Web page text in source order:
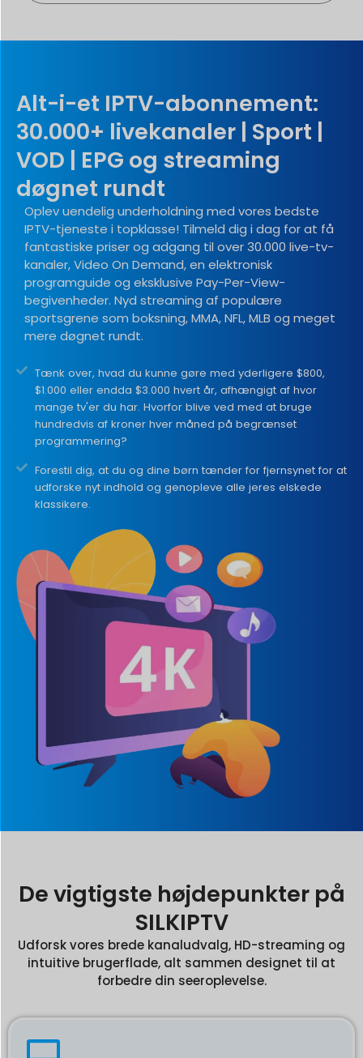
Alt-i-et IPTV-abonnement:
30.000+ livekanaler | Sport |
VOD | EPG og streaming
døgnet rundt
Oplev uendelig underholdning med vores bedste
IPTV-tjeneste i topklasse! Tilmeld dig i dag for at få
fantastiske priser og adgang til over 30.000 live-tv-
kanaler, Video On Demand, en elektronisk
programguide og eksklusive Pay-Per-View-
begivenheder. Nyd streaming af populære
sportsgrene som boksning, MMA, NFL, MLB og meget
mere døgnet rundt.
Tænk over, hvad du kunne gøre med yderligere $800,
$1.000 eller endda $3.000 hvert år, afhængigt af hvor
mange tv'er du har. Hvorfor blive ved med at bruge
hundredvis af kroner hver måned på begrænset
programmering?
Forestil dig, at du og dine børn tænder for fjernsynet for at
udforske nyt indhold og genopleve alle jeres elskede
klassikere.
De vigtigste højdepunkter på
SILKIPTV
Udforsk vores brede kanaludvalg, HD-streaming og
intuitive brugerflade, alt sammen designet til at
forbedre din seeroplevelse.